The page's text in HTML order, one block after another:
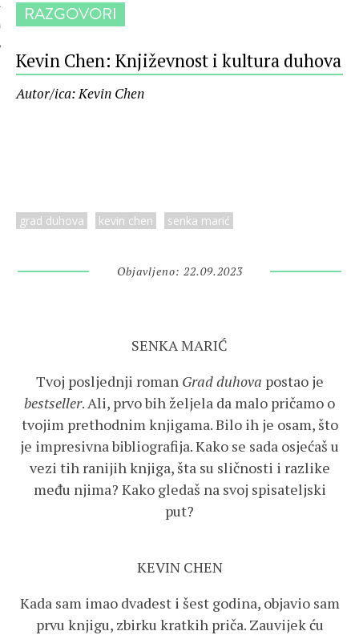
RAZGOVORI
Kevin Chen: Književnost i kultura duhova
Autor/ica: Kevin Chen
grad duhova kevin chen senka marić
Objavljeno: 22.09.2023
SENKA MARIĆ
Tvoj posljednji roman Grad duhova postao je
bestseller. Ali, prvo bih željela da malo pričamo o
tvojim prethodnim knjigama. Bilo ih je osam, što
je impresivna bibliografija. Kako se sada osjećaš u
vezi tih ranijih knjiga, šta su sličnosti i razlike
među njima? Kako gledaš na svoj spisateljski
put?
KEVIN CHEN
Kada sam imao dvadest i šest godina, objavio sam
prvu knjigu, zbirku kratkih priča. Zauvijek ću